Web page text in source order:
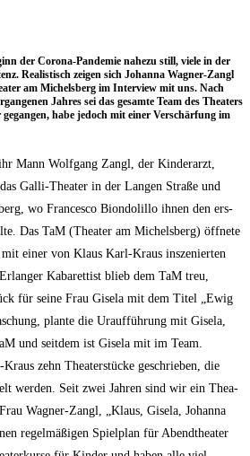
der Coro­na-Pan­de­mie nahe­zu still, vie­le in der
Rea­lis­tisch zei­gen sich Johan­na Wag­ner-Zangl
am Michels­berg im Inter­view mit uns. Nach
Jah­res sei das gesam­te Team des Thea­ters
habe jedoch mit einer Ver­schär­fung im
Mann Wolf­gang Zangl, der Kin­der­arzt,
Gal­li-Thea­ter in der Lan­gen Stra­ße und
wo Fran­ces­co Bion­dol­il­lo ihnen den ers­
Das TaM (Thea­ter am Michels­berg) öff­ne­te
einer von Klaus Karl-Kraus insze­nier­ten
Kaba­ret­tist blieb dem TaM treu,
für sei­ne Frau Gise­la mit dem Titel „Ewig
plan­te die Urauf­füh­rung mit Gise­la,
und seit­dem ist Gise­la mit im Team.
zehn Thea­ter­stü­cke geschrie­ben, die
wer­den. Seit zwei Jah­ren sind wir ein Thea­
Wag­ner-Zangl, „Klaus, Gise­la, Johan­na
regel­mä­ßi­gen Spiel­plan für Abend­thea­ter